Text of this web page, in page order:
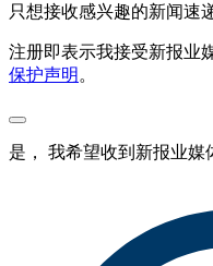
只想接收感兴趣的新闻速
注册即表示我接受新报业
保护声明 。
是， 我希望收到新报业媒